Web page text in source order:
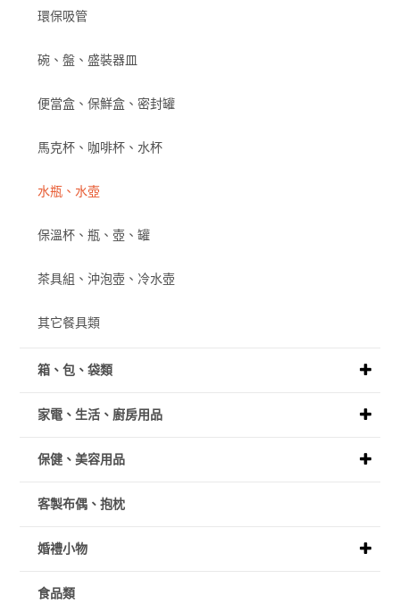
環保吸管
碗、盤、盛裝器皿
便當盒、保鮮盒、密封罐
馬克杯、咖啡杯、水杯
水瓶、水壺
保溫杯、瓶、壺、罐
茶具組、沖泡壺、冷水壺
其它餐具類
箱、包、袋類
家電、生活、廚房用品
保健、美容用品
客製布偶、抱枕
婚禮小物
食品類